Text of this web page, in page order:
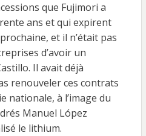
que Fujimori a
ans et qui expirent
et il n’était pas
d’avoir un
Il avait déjà
renouveler ces contrats
nationale, à l’image du
Manuel López
le lithium.